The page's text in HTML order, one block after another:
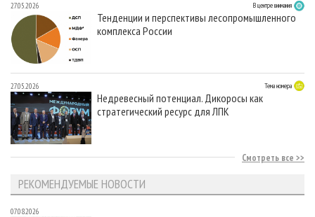
27.05.2026 В центре внимания
Тенденции и перспективы лесопромышленного
комплекса России
27.05.2026 Тема номера
Недревесный потенциал. Дикоросы как
стратегический ресурс для ЛПК
Смотреть все
РЕКОМЕНДУЕМЫЕ НОВОСТИ
07.08.2026